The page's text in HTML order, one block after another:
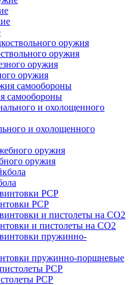
оружия
оружия
самообороны
и охолощенного
оружия
PCP
и пистолеты на CO2
пружинно-поршневые
PCP